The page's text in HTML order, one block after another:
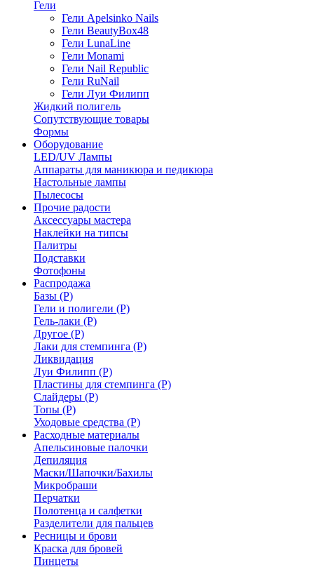
Гели
Гели Apelsinko Nails
Гели BeautyBox48
Гели LunaLine
Гели Monami
Гели Nail Republic
Гели RuNail
Гели Луи Филипп
Жидкий полигель
Сопутствующие товары
Формы
Оборудование
LED/UV Лампы
Аппараты для маникюра и педикюра
Настольные лампы
Пылесосы
Прочие радости
Аксессуары мастера
Наклейки на типсы
Палитры
Подставки
Фотофоны
Распродажа
Базы (Р)
Гели и полигели (Р)
Гель-лаки (Р)
Другое (Р)
Лаки для стемпинга (Р)
Ликвидация
Луи Филипп (Р)
Пластины для стемпинга (Р)
Слайдеры (Р)
Топы (Р)
Уходовые средства (Р)
Расходные материалы
Апельсиновые палочки
Депиляция
Маски/Шапочки/Бахилы
Микробраши
Перчатки
Полотенца и салфетки
Разделители для пальцев
Ресницы и брови
Краска для бровей
Пинцеты